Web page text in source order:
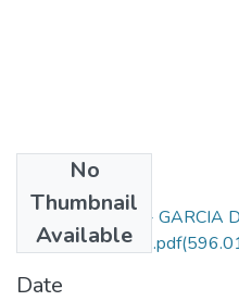
No
Thumbnail
Available
GARCIAL LEIDY - GARCIA
LEIDY Y DIANA.pdf
Date